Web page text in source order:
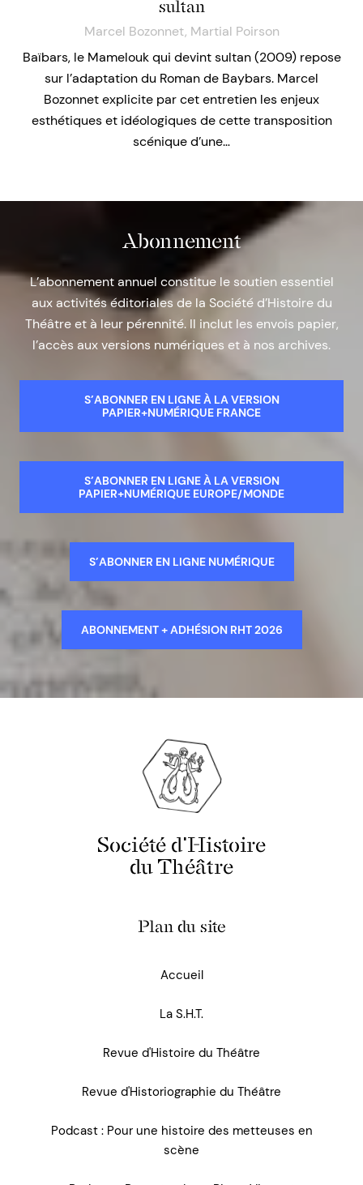
sultan
Marcel Bozonnet, Martial Poirson
Baïbars, le Mamelouk qui devint sultan (2009) repose
sur l’adaptation du Roman de Baybars. Marcel
Bozonnet explicite par cet entretien les enjeux
esthétiques et idéologiques de cette transposition
scénique d’une…
Abonnement
L’abonnement annuel constitue le soutien essentiel
aux activités éditoriales de la Société d’Histoire du
Théâtre et à leur pérennité. Il inclut les envois papier,
l’accès aux versions numériques et à nos archives.
S’ABONNER EN LIGNE À LA VERSION
PAPIER+NUMÉRIQUE FRANCE
S’ABONNER EN LIGNE À LA VERSION
PAPIER+NUMÉRIQUE EUROPE/MONDE
S’ABONNER EN LIGNE NUMÉRIQUE
ABONNEMENT + ADHÉSION RHT 2026
Société d'Histoire
du Théâtre
Plan du site
Accueil
La S.H.T.
Revue d'Histoire du Théâtre
Revue d'Historiographie du Théâtre
Podcast : Pour une histoire des metteuses en
scène